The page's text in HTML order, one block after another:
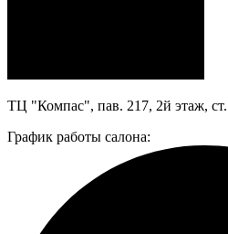
ТЦ "Компас", пав. 217, 2й этаж,
График работы салона: